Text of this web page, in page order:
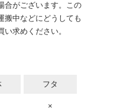
合がございます。この
搬中などにどうしても
求めください。
フタ
×